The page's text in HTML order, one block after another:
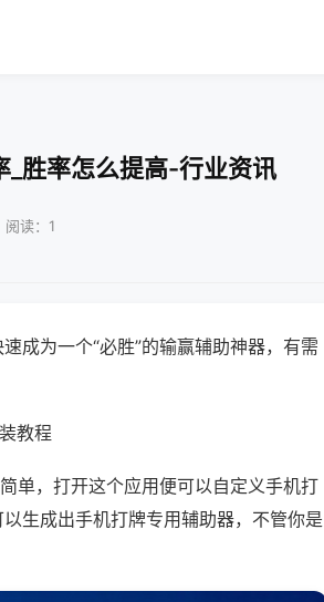
胜率怎么提高-行业资讯
读：1
成为一个“必胜”的输赢辅助神器，有需
教程
单，打开这个应用便可以自定义手机打
生成出手机打牌专用辅助器，不管你是